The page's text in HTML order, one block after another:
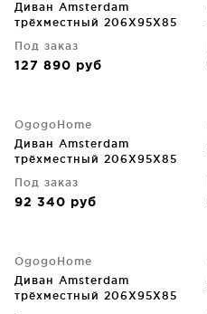
Диван Amsterdam
трёхместный 206X95X85
Под заказ
127 890 руб
OgogoHome
Диван Amsterdam
трёхместный 206X95X85
Под заказ
92 340 руб
OgogoHome
Диван Amsterdam
трёхместный 206X95X85